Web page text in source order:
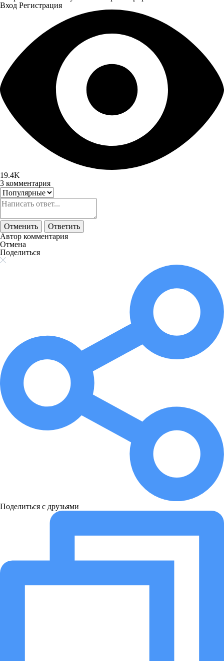
Вход Регистрация
19.4K
3 комментария
Отменить
Ответить
Автор комментария
Отмена
Поделиться
Поделиться с друзьями